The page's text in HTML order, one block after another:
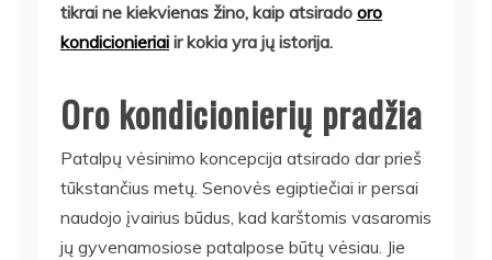
tikrai ne kiekvienas žino, kaip atsirado oro
kondicionieriai ir kokia yra jų istorija.
Oro kondicionierių pradžia
Patalpų vėsinimo koncepcija atsirado dar prieš
tūkstančius metų. Senovės egiptiečiai ir persai
naudojo įvairius būdus, kad karštomis vasaromis
jų gyvenamosiose patalpose būtų vėsiau. Jie